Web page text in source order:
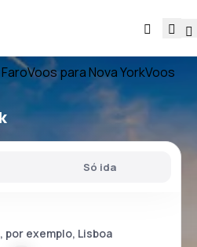
Voos para Nova YorkVoos
Só ida